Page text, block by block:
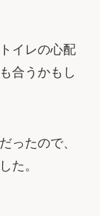
イレの心配
合うかもし
ったので、
た。